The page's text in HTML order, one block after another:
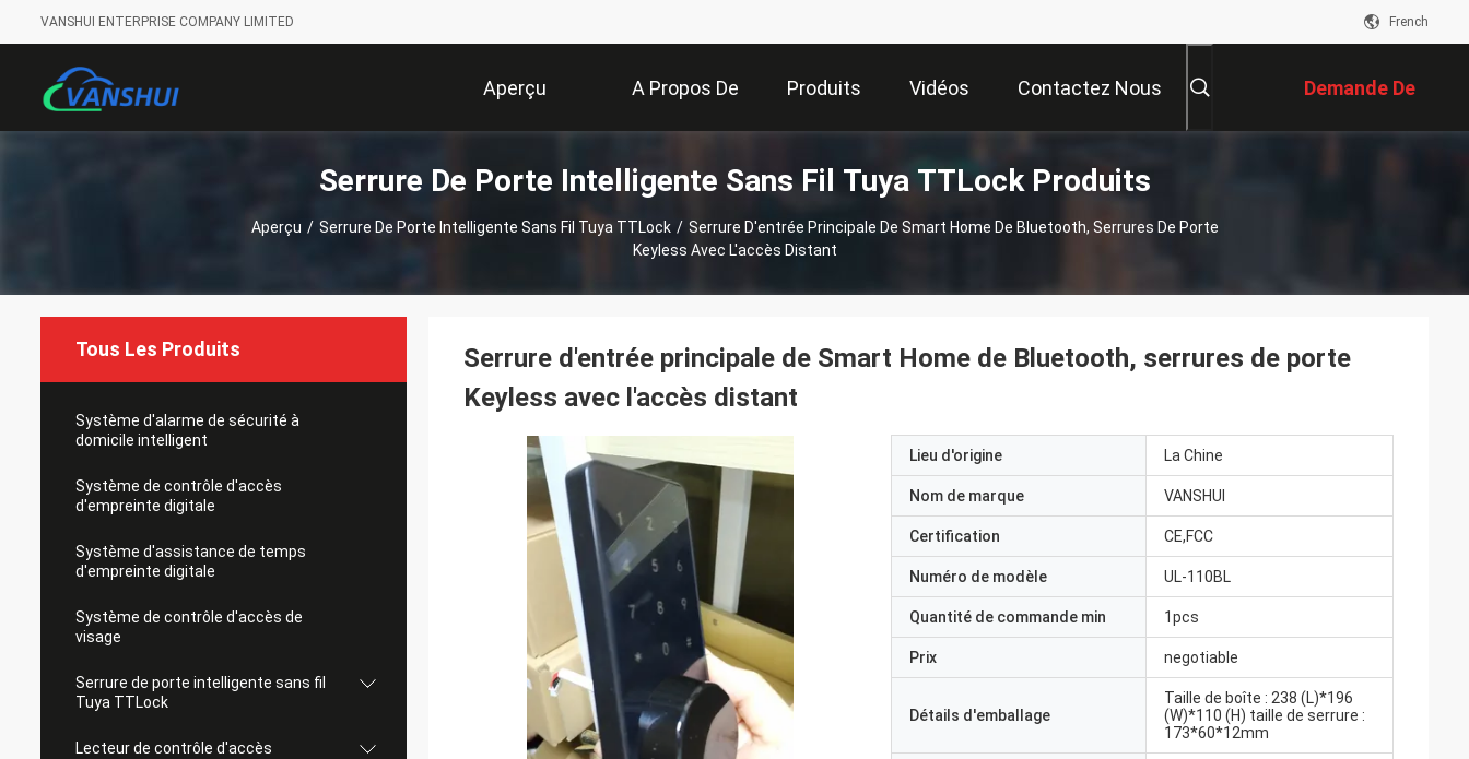
VANSHUI ENTERPRISE COMPANY LIMITED French
Aperçu A Propos De
Nous
Produits Vidéos Contactez Nous Demande De
Soumission
Serrure De Porte Intelligente Sans Fil Tuya TTLock Produits
Aperçu / Serrure De Porte Intelligente Sans Fil Tuya TTLock / Serrure D'entrée Principale De Smart Home De Bluetooth, Serrures De Porte
Keyless Avec L'accès Distant
Tous Les Produits
Système d'alarme de sécurité à
domicile intelligent
Système de contrôle d'accès
d'empreinte digitale
Système d'assistance de temps
d'empreinte digitale
Système de contrôle d'accès de
visage
Serrure de porte intelligente sans fil
Tuya TTLock
Lecteur de contrôle d'accès
Serrure d'entrée principale de Smart Home de Bluetooth, serrures de porte
Keyless avec l'accès distant
Lieu d'origine La Chine
Nom de marque VANSHUI
Certification CE,FCC
Numéro de modèle UL-110BL
Quantité de commande min 1pcs
Prix negotiable
Détails d'emballage
Taille de boîte : 238 (L)*196
(W)*110 (H) taille de serrure :
173*60*12mm